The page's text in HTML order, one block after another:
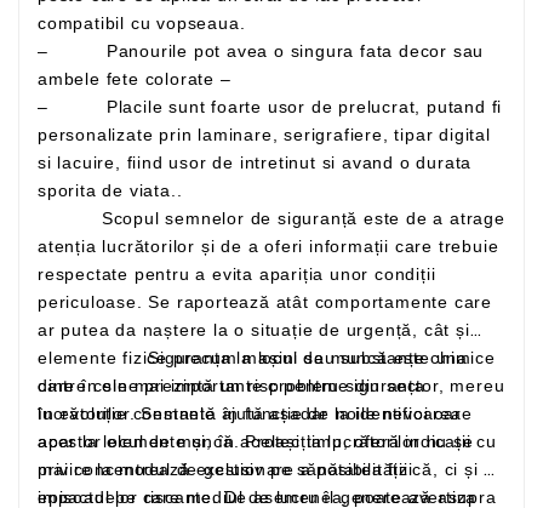
compatibil cu vopseaua.
– Panourile pot avea o singura fata decor sau
ambele fete colorate –
– Placile sunt foarte usor de prelucrat, putand fi
personalizate prin laminare, serigrafiere, tipar digital
si lacuire, fiind usor de intretinut si avand o durata
sporita de viata..
atenția lucrătorilor și de a oferi informații care trebuie
respectate pentru a evita apariția unor condiții
periculoase. Se raportează atât comportamente care
ar putea da naștere la o situație de urgență, cât și
elemente fizice precum mașini sau substanțe chimice
care în sine prezintă un risc pentru siguranța
lucrătorilor. Semnele ajută așadar la identificarea
acestor elemente și, în același timp, oferă indicații cu
privire la modul de gestionare a posibilității
episoadelor riscante. De asemenea, poate avertiza
Siguranța la locul de muncă este una
dintre cele mai importante probleme din sector, mereu
în evoluție constantă în funcție de noile nevoi care
apar la locul de muncă. Protecția lucrătorilor nu se
mai concentrează exclusiv pe sănătatea fizică, ci și pe
impactul pe care mediul de lucru îl generează asupra